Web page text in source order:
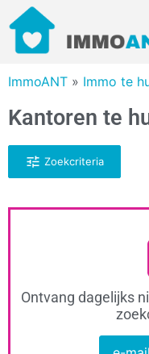
ImmoANT » Immo te
Kantoren te
Zoekcriteria
Ontvang dagelijks